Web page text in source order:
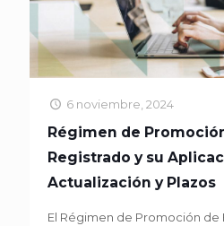
6 noviembre, 2024
Régimen de
Registrado y su
Actualización y Plazos
El Régimen de Promoción de